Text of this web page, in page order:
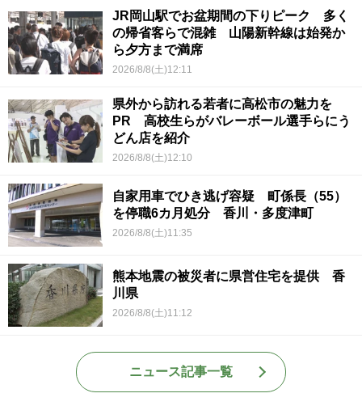
JR岡山駅でお盆期間の下りピーク 多く
の帰省客らで混雑 山陽新幹線は始発か
ら夕方まで満席
2026/8/8(土)12:11
県外から訪れる若者に高松市の魅力を
PR 高校生らがバレーボール選手らにう
どん店を紹介
2026/8/8(土)12:10
自家用車でひき逃げ容疑 町係長（55）
を停職6カ月処分 香川・多度津町
2026/8/8(土)11:35
熊本地震の被災者に県営住宅を提供 香
川県
2026/8/8(土)11:12
ニュース記事一覧